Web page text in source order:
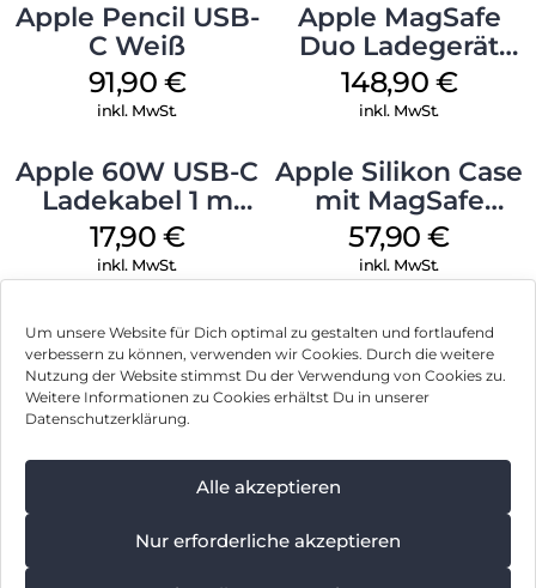
Um unsere Website für Dich optimal zu gestalten und fortlaufend
verbessern zu können, verwenden wir Cookies. Durch die weitere
Nutzung der Website stimmst Du der Verwendung von Cookies zu.
Weitere Informationen zu Cookies erhältst Du in unserer
Datenschutzerklärung.
Alle akzeptieren
Nur erforderliche akzeptieren
Apple Pencil USB-
C Weiß
91,90 €
inkl. MwSt.
Apple MagSafe
Duo Ladegerät
Weiß
148,90 €
inkl. MwSt.
Apple 60W USB-C
Ladekabel 1 m
Weiß
17,90 €
inkl. MwSt.
Apple Silikon Case
mit MagSafe
iPhone 14 Pro
(PRODUCT)RED
57,90€
inkl. MwSt.
Impressum
Hinweis zur Batterieentsorgung